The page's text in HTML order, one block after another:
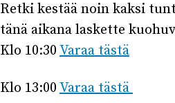
Retki kestää noin kaksi
tänä aikana laskette
Klo 10:30 Varaa tästä
Klo 13:00 Varaa tästä